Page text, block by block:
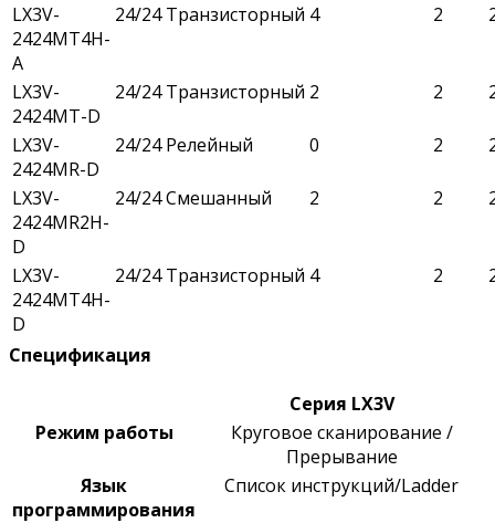
LX3V-
2424MT4H-
A
24/24 Транзисторный 4 2
LX3V-
2424MT-D
24/24 Транзисторный 2 2
LX3V-
2424MR-D
24/24 Релейный 0 2
LX3V-
2424MR2H-
D
24/24Смешанный 2 2
LX3V-
2424MT4H-
D
24/24 Транзисторный 4 2
Спецификация
Серия LX3V
Режим работы
Круговое сканирование /
Прерывание
Язык
программирования
Список инструкций/Ladder